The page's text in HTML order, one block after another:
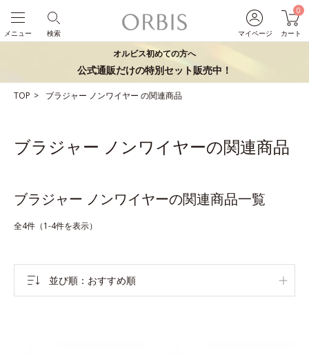
マイページ
0
カート
検索
メニュー
オルビス初めての方へ
公式通販だけの特別セット販売中！
TOP ブラジャー ノンワイヤー の関連商品
ブラジャー ノンワイヤーの関連商品
ブラジャー ノンワイヤーの関連商品一覧
全4件（1-4件を表示）
並び順 おすすめ順